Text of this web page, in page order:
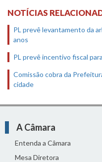
NOTÍCIAS
PL prevê levantamento da
anos
PL prevê incentivo fiscal
Comissão cobra da
cidade
A Câmara
Entenda a Câmara
Mesa Diretora